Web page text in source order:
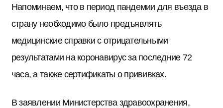
Напоминаем, что в период пандемии для въезда в
страну необходимо было предъявлять
медицинские справки с отрицательными
результатами на коронавирус за последние 72
часа, а также сертификаты о прививках.
В заявлении Министерства здравоохранения,